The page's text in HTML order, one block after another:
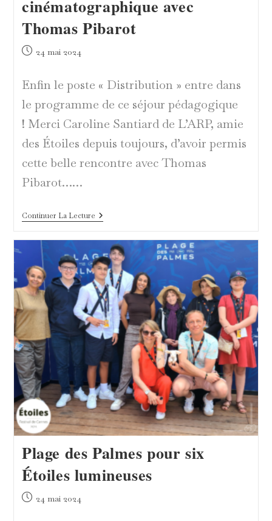
cinématographique avec
Thomas Pibarot
Publication
24 mai 2024
Enfin le poste « Distribution » entre dans
le programme de ce séjour pédagogique
! Merci Caroline Santiard de L’ARP, amie
des Étoiles depuis toujours, d’avoir permis
cette belle rencontre avec Thomas
Pibarot……
Continuer La LectureDécouverte
De
Distribution
Cinématographique
Avec
Thomas
Pibarot
Plage des Palmes pour six
Étoiles lumineuses
Publication
24 mai 2024